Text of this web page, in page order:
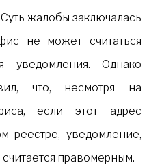
жалобы заключалась
не может считаться
уведомления. Однако
что, несмотря на
если этот адрес
реестре, уведомление,
правомерным.